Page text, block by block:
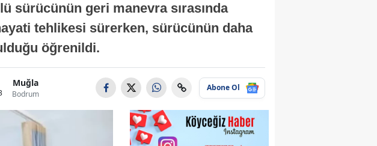
sürücünün geri manevra sırasında
tehlikesi sürerken, sürücünün daha
öğrenildi.
Muğla
Bodrum
Abone Ol